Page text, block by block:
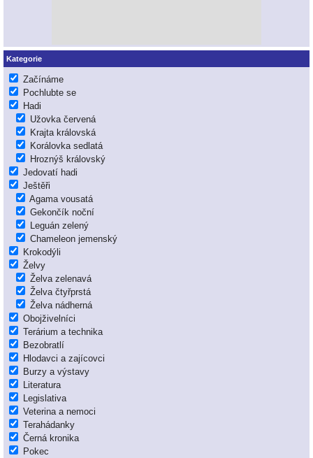
Kategorie
Začínáme
Pochlubte se
Hadi
Užovka červená
Krajta královská
Korálovka sedlatá
Hroznýš královský
Jedovatí hadi
Ještěři
Agama vousatá
Gekončík noční
Leguán zelený
Chameleon jemenský
Krokodýli
Želvy
Želva zelenavá
Želva čtyřprstá
Želva nádherná
Obojživelníci
Terárium a technika
Bezobratlí
Hlodavci a zajícovci
Burzy a výstavy
Literatura
Legislativa
Veterina a nemoci
Terahádanky
Černá kronika
Pokec